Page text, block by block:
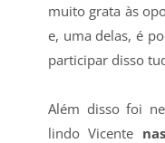
muito grata às
e, uma delas, é
participar disso
Além disso foi
lindo Vicente